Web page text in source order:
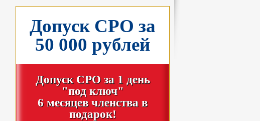
Допуск СРО за
50 000 рублей
Допуск СРО за 1 день
"под ключ"
6 месяцев членства в
подарок!